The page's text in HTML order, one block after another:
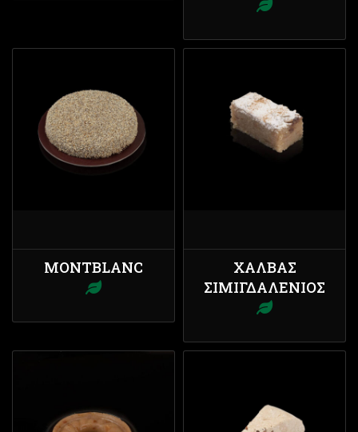
MONTBLANC
ΧΑΛΒΆΣ
ΣΙΜΙΓΔΑΛΈΝΙΟΣ